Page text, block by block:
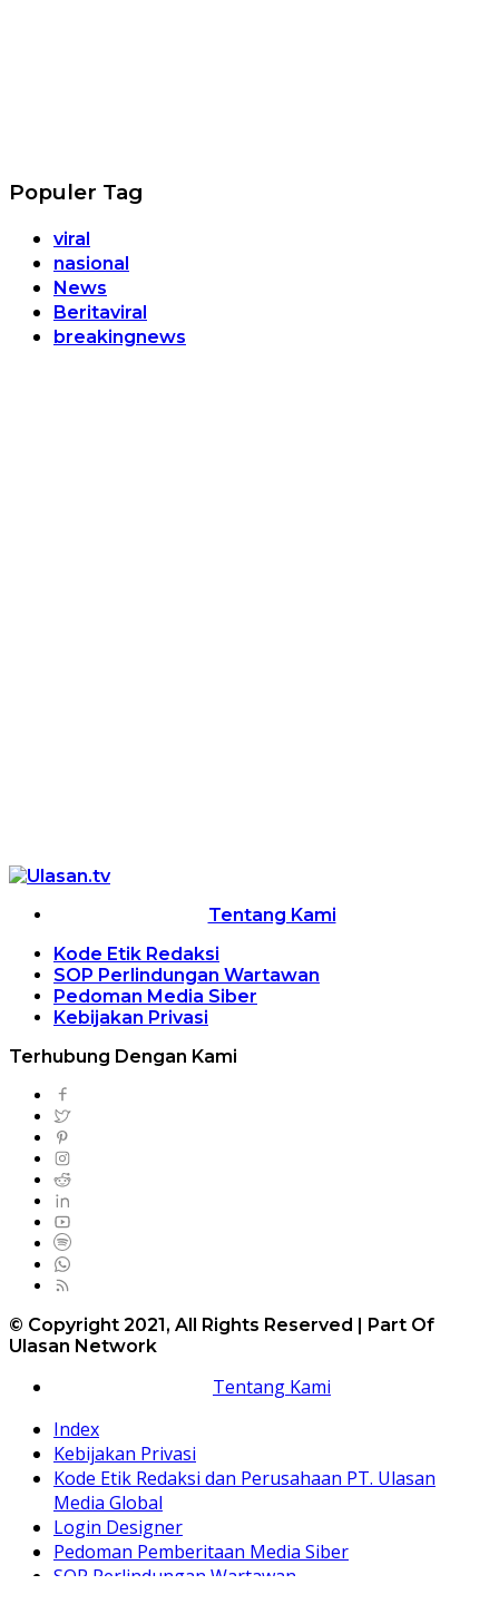
Populer Tag
viral
nasional
News
Beritaviral
breakingnews
Tentang Kami
Kode Etik Redaksi
SOP Perlindungan Wartawan
Pedoman Media Siber
Kebijakan Privasi
Terhubung Dengan Kami
© Copyright 2021, All Rights Reserved | Part Of
Ulasan Network
Tentang Kami
Index
Kebijakan Privasi
Kode Etik Redaksi dan Perusahaan PT. Ulasan
Media Global
Login Designer
Pedoman Pemberitaan Media Siber
SOP Perlindungan Wartawan